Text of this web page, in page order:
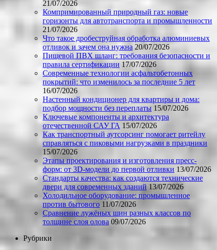
21/07/2026
Компримированный природный газ: новые
горизонты для автотранспорта и промышленности
21/07/2026
Что такое дробеструйная обработка алюминиевых
отливок и зачем она нужна 20/07/2026
Пищевой ПВХ шланг: требования безопасности и
правила сертификации 17/07/2026
Современные технологии асфальтобетонных
покрытий: что изменилось за последние 5 лет
16/07/2026
Настенный кондиционер для квартиры и дома:
подбор мощности без переплаты 15/07/2026
Ключевые компоненты и архитектура
отечественной САУ ГА 15/07/2026
Как транспортный аутсорсинг помогает ритейлу
справляться с пиковыми нагрузками в праздники
15/07/2026
Этапы проектирования и изготовления пресс-
форм: от 3D-модели до первой отливки 13/07/2026
Стандарты качества: как создаются технические
двери для современных зданий 13/07/2026
Холодильное оборудование: промышленное
против бытового 11/07/2026
Сравнение лужёных шин разных классов по
толщине слоя олова 09/07/2026
Рубрики